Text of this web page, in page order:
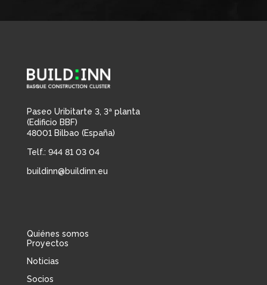
Paseo Uribitarte 3, 3ª planta
(Edificio BBF)
48001 Bilbao (España)
Telf.: 944 81 03 04
buildinn@buildinn.eu
Quiénes somos
Proyectos
Noticias
Socios